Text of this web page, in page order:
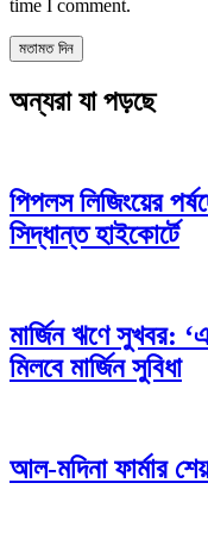
time I comment.
অন্যরা যা পড়ছে
পিপলস লিজিংয়ের
সিদ্ধান্ত হাইকোর্টে
মার্জিন ঋণে সুখবর:
মিলবে মার্জিন সুবিধা
আল-মদিনা ফার্মার